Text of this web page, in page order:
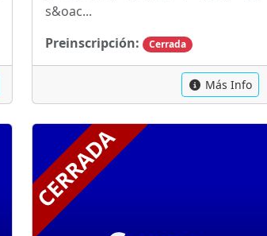
s&oac...
Preinscripción:
Cerrada
Más Info